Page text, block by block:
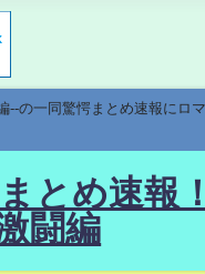
の一同驚愕まとめ速報にロ
とめ速報
闘編